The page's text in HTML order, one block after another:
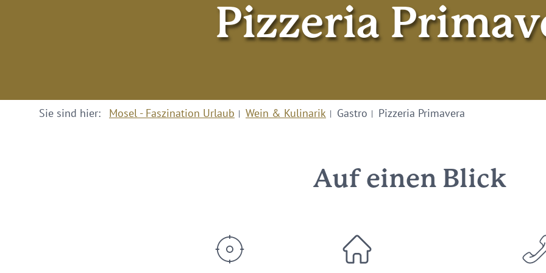
Pizzeria
Sie sind hier: Mosel - Faszination Urlaub Wein & Kulinarik Gastro Pizzeria Primavera
Auf einen Blick